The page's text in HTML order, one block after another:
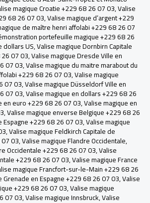
magique Croatie +229 68 26 07 03,Valise
68 26 07 03,Valise magique d’argent +229
de maître henri affolabi +229 68 26 07
portefeuille magique +229 68 26
dollars US,Valise magique Dornbirn Capitale
07 03,Valise magique Dresde Ville en
07 03,Valise magique du maitre marabout du
+229 68 26 07 03,Valise magique
07 03,Valise magique Düsseldorf Ville en
07 03,Valise magique en dollars +229 68 26
en euro +229 68 26 07 03,Valise magique en
,Valise magique enverse Belgique +229 68 26
Espagne +229 68 26 07 03,Valise magique
,Valise magique Feldkirch Capitale de
03,Valise magique Flandre Occidentale,
Occidentale +229 68 26 07 03,Valise
+229 68 26 07 03,Valise magique France
magique Francfort-sur-le-Main +229 68 26
Grenade en Espagne +229 68 26 07 03,Valise
+229 68 26 07 03,Valise magique
07 03,Valise magique Innsbruck, Valise